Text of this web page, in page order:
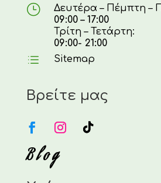
}
Δευτέρα – Πέμπτη –
09:00 – 17:00
Τρίτη – Τετάρτη:
09:00- 21:00
d Sitemap
Βρείτε μας
Blog